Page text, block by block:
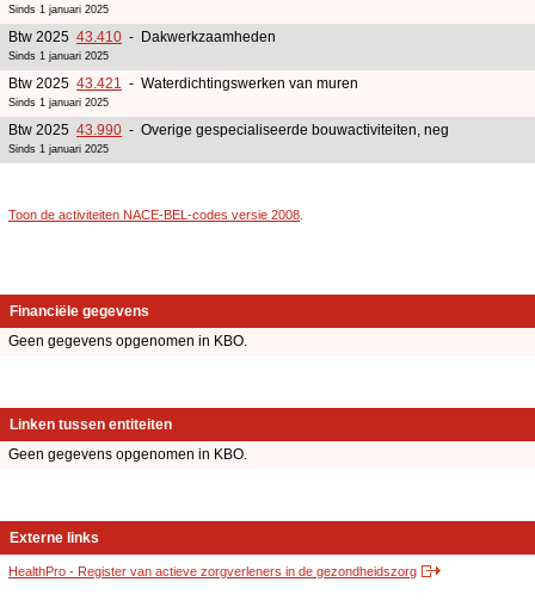
Sinds 1 januari 2025
Btw 2025 43.410 - Dakwerkzaamheden
Sinds 1 januari 2025
Btw 2025 43.421 - Waterdichtingswerken van muren
Sinds 1 januari 2025
Btw 2025 43.990 - Overige gespecialiseerde bouwactiviteiten, neg
Sinds 1 januari 2025
Toon de activiteiten NACE-BEL-codes versie 2008
Financiële gegevens
Geen gegevens opgenomen in KBO.
Linken tussen entiteiten
Geen gegevens opgenomen in KBO.
Externe links
HealthPro - Register van actieve zorgverleners in de gezondheidszorg